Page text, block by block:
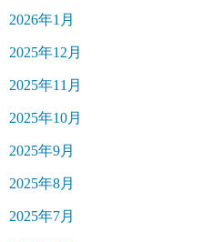
2026年1月
2025年12月
2025年11月
2025年10月
2025年9月
2025年8月
2025年7月